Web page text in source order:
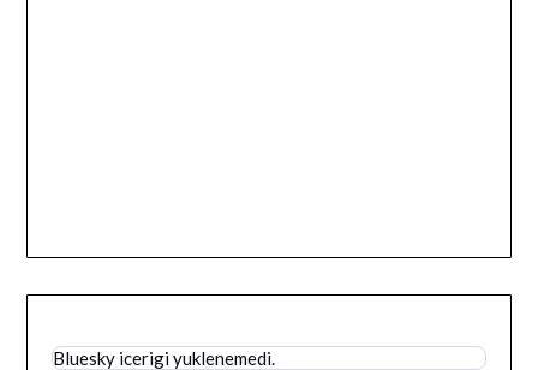
Bluesky icerigi yuklenemedi.